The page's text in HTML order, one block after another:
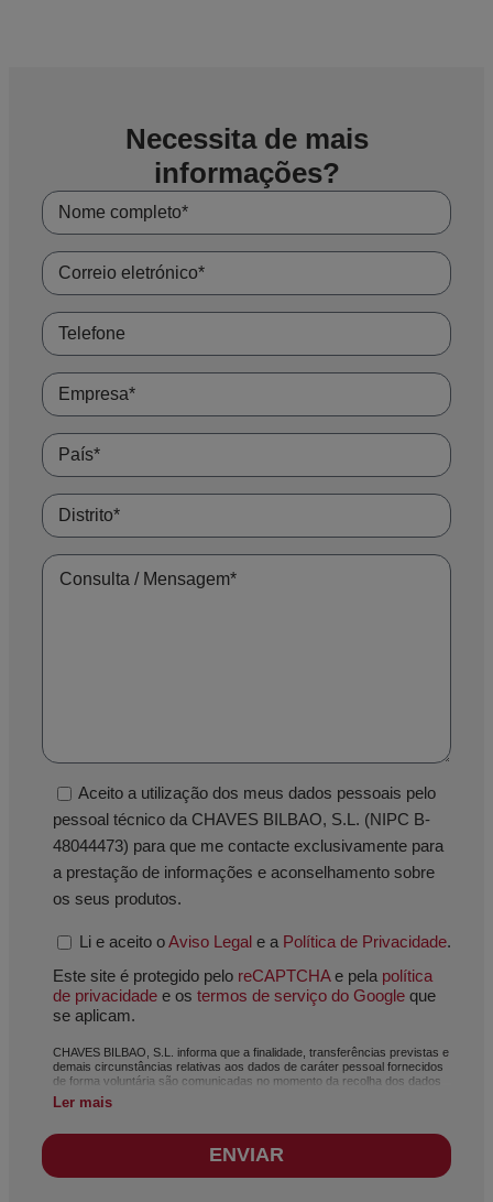
Necessita de mais
informações?
Aceito a utilização dos meus dados pessoais pelo
pessoal técnico da CHAVES BILBAO, S.L. (NIPC B-
48044473) para que me contacte exclusivamente para
a prestação de informações e aconselhamento sobre
os seus produtos.
Li e aceito oAviso Legal e a Política de Privacidade.
Este site é protegido pelo reCAPTCHAe pela política
de privacidade e os termos de serviço do Google que
se aplicam.
CHAVES BILBAO, S.L. informa que a finalidade, transferências previstas e
demais circunstâncias relativas aos dados de caráter pessoal fornecidos
de forma voluntária são comunicadas no momento da recolha dos dados
pessoais, ainda que, dependendo do caso específico, a sua finalidade
possa ser alguma das seguintes: atendimento do seu pedido, reclamação
integral e comercial de clientes, contabilidade e faturação ou envio de
comunicações, inclusive por meio eletrónico, de notícias e atividades
ficheiros são absolutamente confidenciais e serão tratados com a máxima
Ler mais
ENVIAR